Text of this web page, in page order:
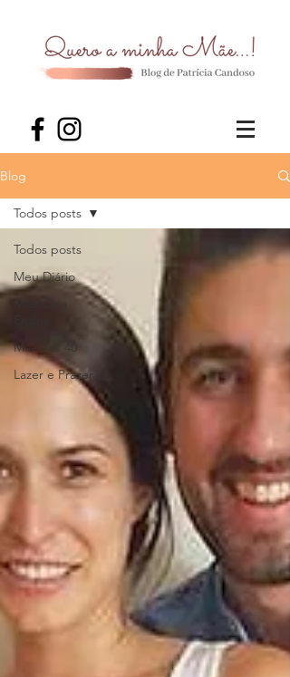
Blog
Todos posts
Meu Diário
Mãe Cina
Mãe aos 40
Lazer e Prazer
Todos posts